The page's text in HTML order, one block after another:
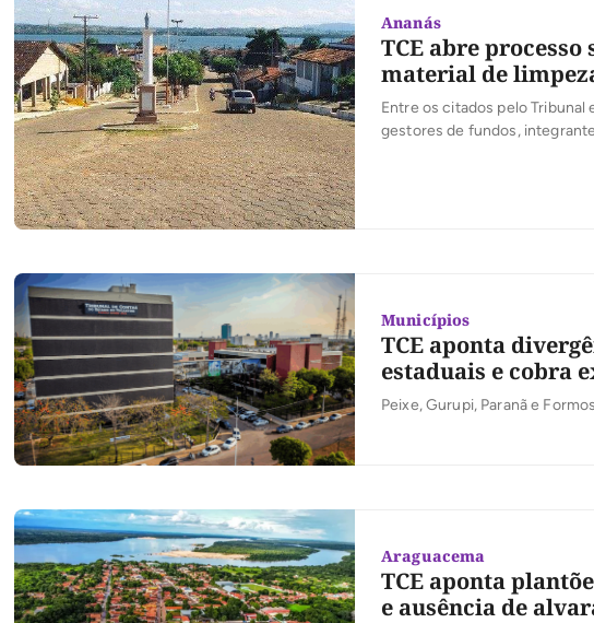
Ananás
TCE abre
material de
Entre os citados pelo Tribunal
gestores de fundos,
Municípios
TCE aponta
estaduais e cobra
Peixe, Gurupi, Paranã e
Araguacema
TCE aponta
e ausência de